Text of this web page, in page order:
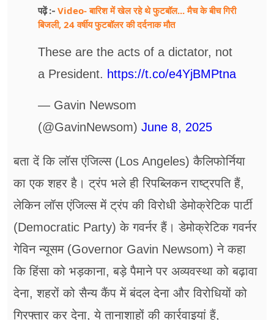
पढ़ें :- Video- बारिश में खेल रहे थे फुटबॉल... मैच के बीच गिरी
बिजली, 24 वर्षीय फुटबॉलर की दर्दनाक मौत
These are the acts of a dictator, not
a President. https://t.co/e4YjBMPtna
— Gavin Newsom
(@GavinNewsom) June 8, 2025
बता दें कि लॉस एंजिल्स (Los Angeles) कैलिफोर्निया
का एक शहर है। ट्रंप भले ही रिपब्लिकन राष्ट्रपति हैं,
लेकिन लॉस एंजिल्स में ट्रंप की विरोधी डेमोक्रेटिक पार्टी
(Democratic Party) के गवर्नर हैं। डेमोक्रेटिक गवर्नर
गेविन न्यूसम (Governor Gavin Newsom) ने कहा
कि हिंसा को भड़काना, बड़े पैमाने पर अव्यवस्था को बढ़ावा
देना, शहरों को सैन्य कैंप में बंदल देना और विरोधियों को
गिरफ्तार कर देना, ये तानाशाहों की कार्रवाइयां हैं,